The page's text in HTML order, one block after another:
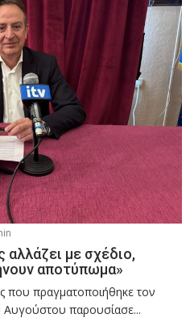
με σχέδιο,
αποτύπωμα»
που πραγματοποιήθηκε τον
Αυγούστου παρουσίασε...